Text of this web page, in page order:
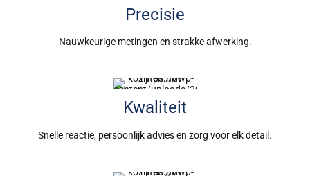
Precisie
Nauwkeurige metingen en strakke afwerking.
Kwaliteit
Snelle reactie, persoonlijk advies en zorg voor elk detail.